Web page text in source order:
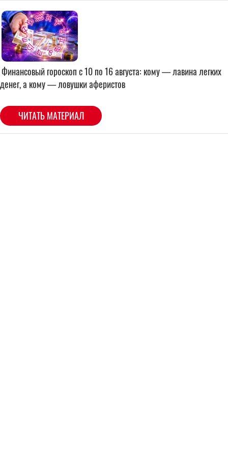
Финансовый гороскоп с 10 по 16 августа: кому — лавина легких
денег, а кому — ловушки аферистов
ЧИТАТЬ МАТЕРИАЛ